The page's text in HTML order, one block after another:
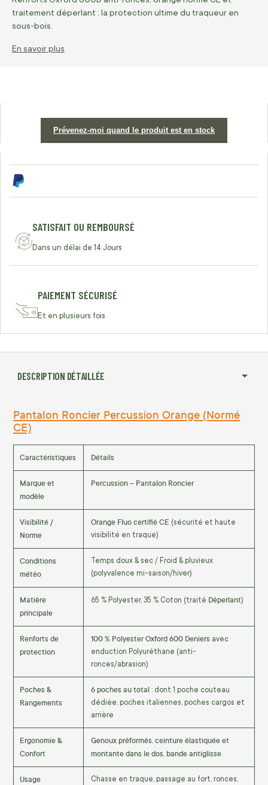
traitement déperlant : la protection ultime du traqueur en
sous-bois.
En savoir plus
Prévenez-moi quand le produit est en stock
SATISFAIT OU REMBOURSÉ
Dans un délai de 14 Jours
PAIEMENT SÉCURISÉ
Et en plusieurs fois
DESCRIPTION DÉTAILLÉE
Pantalon Roncier Percussion Orange (Normé
CE)
Caractéristiques Détails
Marque et
modèle
Percussion – Pantalon Roncier
Visibilité /
Norme
Orange Fluo certifié CE (sécurité et haute
visibilité en traque)
Conditions
météo
Temps doux & sec / Froid & pluvieux
(polyvalence mi-saison/hiver)
Matière
principale
65 % Polyester, 35 % Coton (traité Déperlant)
Renforts de
protection
100 % Polyester Oxford 600 Deniers avec
enduction Polyuréthane (anti-
ronces/abrasion)
Poches &
Rangements
6 poches au total : dont 1 poche couteau
dédiée, poches italiennes, poches cargos et
arrière
Ergonomie &
Confort
Genoux préformés, ceinture élastiquée et
montante dans le dos, bande antiglisse
Usage
Chasse en traque, passage au fort, ronces,